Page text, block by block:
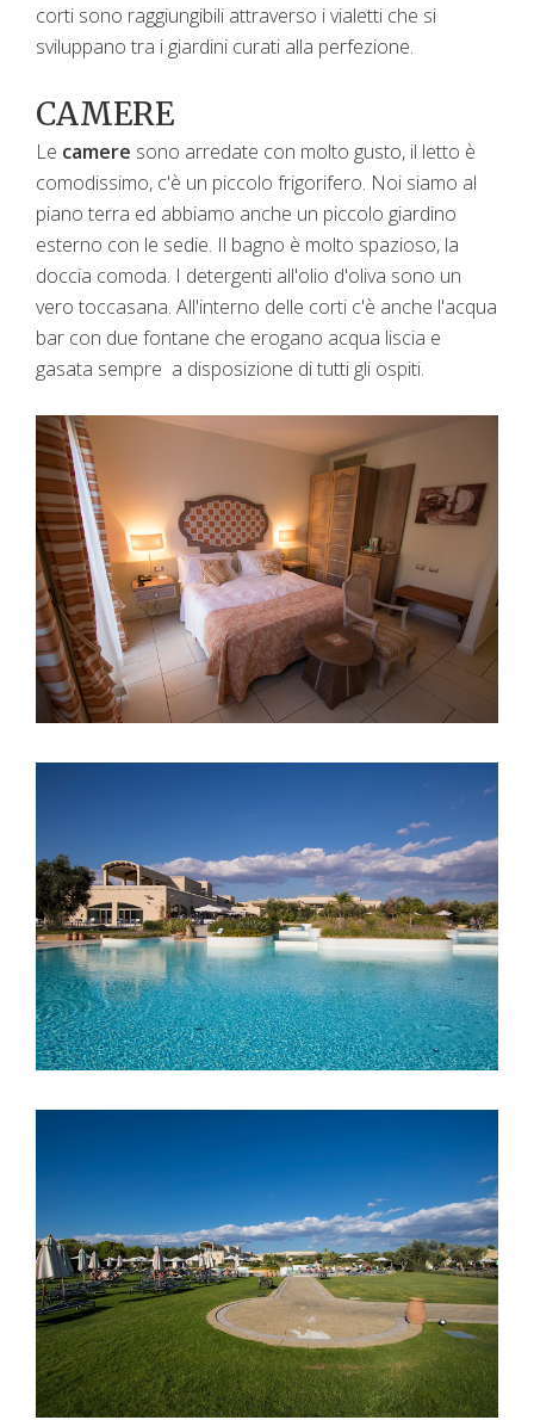
corti sono raggiungibili attraverso i vialetti che si
sviluppano tra i giardini curati alla perfezione.
CAMERE
Le camere sono arredate con molto gusto, il letto è
comodissimo, c'è un piccolo frigorifero. Noi siamo al
piano terra ed abbiamo anche un piccolo giardino
esterno con le sedie. Il bagno è molto spazioso, la
doccia comoda. I detergenti all'olio d'oliva sono un
vero toccasana. All'interno delle corti c'è anche l'acqua
bar con due fontane che erogano acqua liscia e
gasata sempre a disposizione di tutti gli ospiti.